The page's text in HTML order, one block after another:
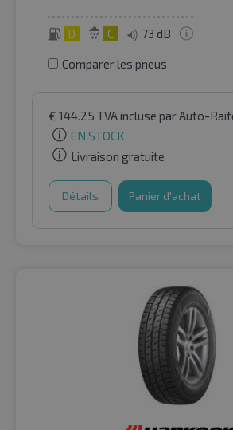
D C 73 dB
Comparer les pneus
€ 144.25 TVA incluse par Auto-
EN STOCK
Livraison gratuite
Détails Panier d'achat